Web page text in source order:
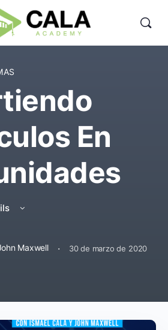
En
Maxwell · 30 de marzo de 2020